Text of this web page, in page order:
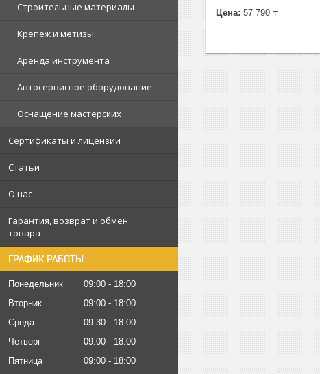
Строительные материалы
Крепеж и метизы
Аренда инструмента
Автосервисное оборудование
Оснащение мастерских
Сертификаты и лицензии
Статьи
О нас
Гарантия, возврат и обмен
товара
ГРАФИК РАБОТЫ
Понедельник 09:00
18:00
Вторник
09:00
18:00
Среда
09:30
18:00
Четверг
09:00
18:00
Пятница
09:00
18:00
Цена: 57 790 ₸